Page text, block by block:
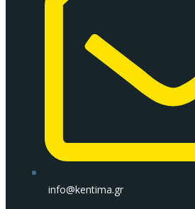
info@kentima.gr